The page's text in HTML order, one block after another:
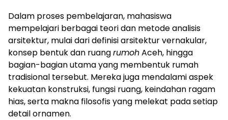
Dalam proses pembelajaran, mahasiswa
mempelajari berbagai teori dan metode analisis
arsitektur, mulai dari definisi arsitektur vernakular,
konsep bentuk dan ruangrumohAceh, hingga
bagian-bagian utama yang membentuk rumah
tradisional tersebut. Mereka juga mendalami aspek
kekuatan konstruksi, fungsi ruang, keindahan ragam
hias, serta makna filosofis yang melekat pada setiap
detail ornamen.